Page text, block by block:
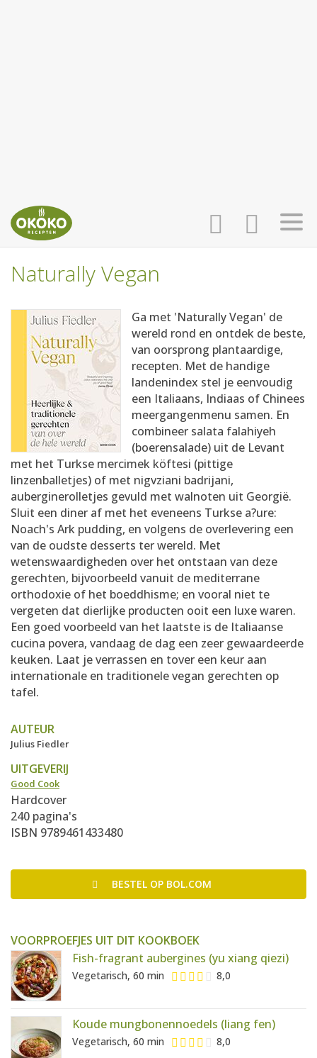
AANMELDEN
HOME
RECEPTEN
WEEKMENU'S
KOOKBOEKEN
Naturally Vegan
Ga met 'Naturally Vegan' de
wereld rond en ontdek de beste,
van oorsprong plantaardige,
recepten. Met de handige
landenindex stel je eenvoudig
een Italiaans, Indiaas of Chinees
meergangenmenu samen. En
combineer salata falahiyeh
(boerensalade) uit de Levant
met het Turkse mercimek köftesi (pittige
linzenballetjes) of met nigvziani badrijani,
auberginerolletjes gevuld met walnoten uit Georgië.
Sluit een diner af met het eveneens Turkse a?ure:
Noach's Ark pudding, en volgens de overlevering een
van de oudste desserts ter wereld. Met
wetenswaardigheden over het ontstaan van deze
gerechten, bijvoorbeeld vanuit de mediterrane
orthodoxie of het boeddhisme; en vooral niet te
vergeten dat dierlijke producten ooit een luxe waren.
Een goed voorbeeld van het laatste is de Italiaanse
cucina povera, vandaag de dag een zeer gewaardeerde
keuken. Laat je verrassen en tover een keur aan
internationale en traditionele vegan gerechten op
tafel.
AUTEUR
Julius Fiedler
UITGEVERIJ
Good Cook
Hardcover
240 pagina's
ISBN 9789461433480
BESTEL OP BOL.COM
VOORPROEFJES UIT DIT KOOKBOEK
Fish-fragrant aubergines (yu xiang qiezi)
Vegetarisch, 60 min 8,0
Koude mungbonennoedels (liang fen)
Vegetarisch, 60 min 8,0